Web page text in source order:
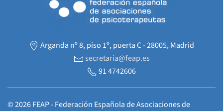
Arganda nº 8, piso 1º, puerta C - 28005, Madrid
secretaria@feap.es
91 4742606
©2026FEAP - Federación Española de Asociaciones de